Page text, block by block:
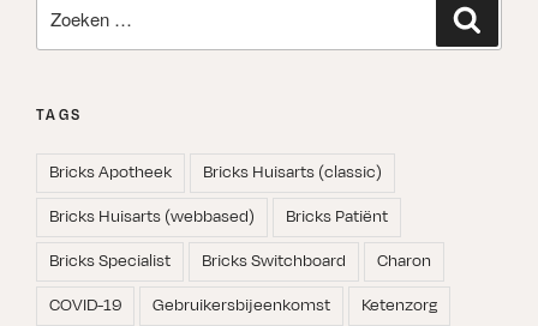
TAGS
Bricks Apotheek
Bricks Huisarts (classic)
Bricks Huisarts (webbased)
Bricks Patiënt
Bricks Specialist
Bricks Switchboard
Charon
COVID-19
Gebruikersbijeenkomst
Ketenzorg